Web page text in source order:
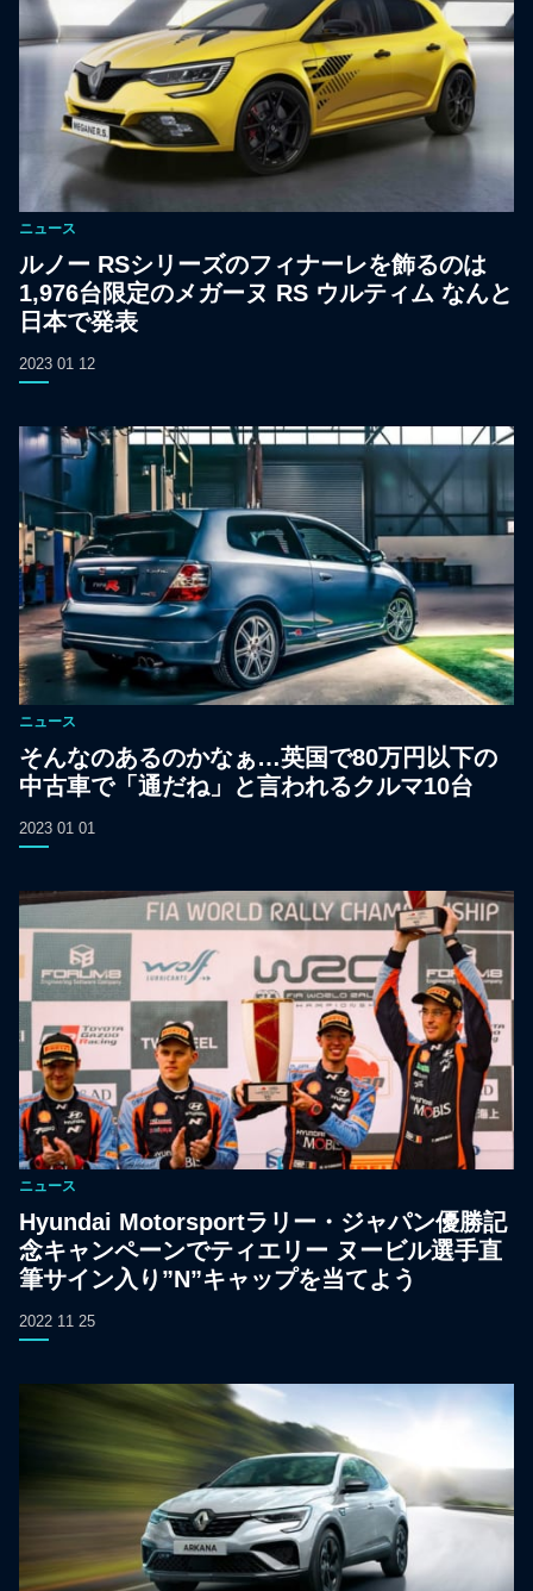
ニュース
ルノー RSシリーズのフィナーレを飾るのは
1,976台限定のメガーヌ RS ウルティム なんと
日本で発表
2023 01 12
ニュース
そんなのあるのかなぁ…英国で80万円以下の
中古車で「通だね」と言われるクルマ10台
2023 01 01
ニュース
Hyundai Motorsportラリー・ジャパン優勝記
念キャンペーンでティエリー ヌービル選手直
筆サイン入り”N”キャップを当てよう
2022 11 25